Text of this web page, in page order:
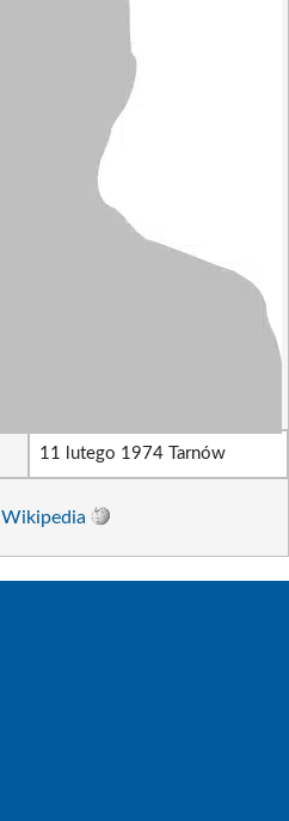
11 lutego 1974 Tarnów
Wikipedia